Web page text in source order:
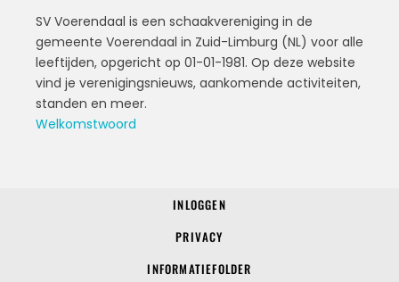
SV Voerendaal is een schaakvereniging in de
gemeente Voerendaal in Zuid-Limburg (NL) voor alle
leeftijden, opgericht op 01-01-1981. Op deze website
vind je verenigingsnieuws, aankomende activiteiten,
standen en meer.
Welkomstwoord
INLOGGEN
PRIVACY
INFORMATIEFOLDER
© 2022 SV Voerendaal